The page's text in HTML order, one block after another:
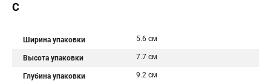
C
Ширина упаковки 5.6 см
Высота упаковки 7.7 см
Глубина упаковки 9.2 см